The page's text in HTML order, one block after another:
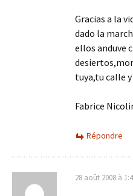
Gracias a la
dado la
ellos anduve
tuya,tu calle
Fabrice
Répondre
28 août 2008 à